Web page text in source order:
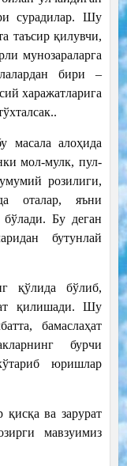
сурадилар. Шу
таъсир қилувчи,
мунозараларга
бири –
харажатларига
масала алоҳида
мол-мулк, пул-
розилиги,
оталар, яъни
бўлади. Бу деган
бутунлай
қўлида бўлиб,
қилишади. Шу
бамаслаҳат
бурчи
юришлар
қисқа ва зарурат
мавзуимиз